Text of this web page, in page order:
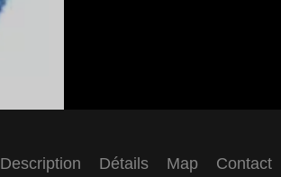
Description Détails Map Contact